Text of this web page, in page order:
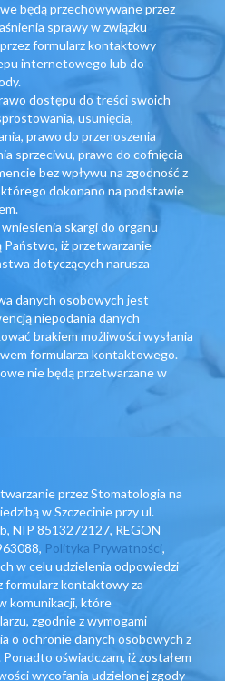
będą przechowywane przez
sprawy w związku
formularz kontaktowy
internetowego lub do
dostępu do treści swoich
usunięcia,
prawo do przenoszenia
sprzeciwu, prawo do cofnięcia
bez wpływu na zgodność z
dokonano na podstawie
skargi do organu
Państwo, iż przetwarzanie
dotyczących narusza
danych osobowych jest
niepodania danych
brakiem możliwości wysłania
formularza kontaktowego.
nie będą przetwarzane w
przez Stomatologia na
w Szczecinie przy ul.
NIP 8513272127, REGON
Polityka Prywatności,
w celu udzielenia odpowiedzi
formularz kontaktowy za
komunikacji, które
zgodnie z wymogami
o ochronie danych osobowych z
oświadczam, iż zostałem
wycofania udzielonej zgody